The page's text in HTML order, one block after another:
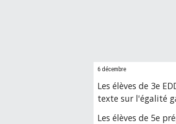
6 décembre
Les élèves de 3e
texte sur l'égalité
Les élèves de 5e